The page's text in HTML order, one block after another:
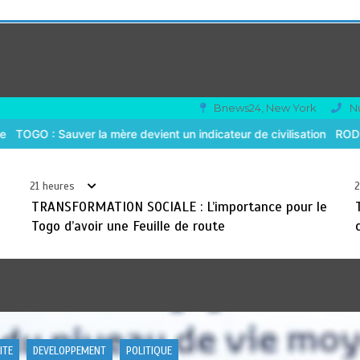
Bnews24, New York
un indicateur de civilisation RODRI AU BARÇA PLUTOT
21 heures
TRANSFORMATION SOCIALE : L’importance pour le
Togo d’avoir une Feuille de route